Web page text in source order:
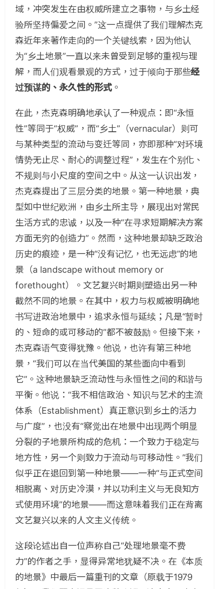
域，冲突发生在由权威所建立之事物，与乡土经
验所坚持偏爱之间。”这一点提供了我们理解杰克
森近年来著作走向的一个关键线索，因为他认
为“乡土地景”一直以来未曾受到足够的重视与理
解，而人们观看景观的方式，过于倾向于那些经
过预谋的、永久性的形式。
在此，杰克森明确地承认了一种观点：即“永恒
性”等同于“权威”，而“乡土”（vernacular）则可
与某种类型的流动与变迁等同，亦即那种“对环境
情势无止尽、耐心的调整过程”，发生在个别化、
不规则与小尺度的空间之中。从这一认识出发，
杰克森提出了三层分类的地景。第一种地景，典
型如中世纪欧洲，由乡土所主导，展现出对常民
生活方式的忠诚，以及一种“在寻求短期解决方案
方面无穷的创造力”。然而，这种地景却缺乏政治
历史的痕迹，是一种“没有记忆，也无远虑”的地
景（a landscape without memory or
forethought）。文艺复兴时期则塑造出另一种
截然不同的地景。在其中，权力与权威被明确地
书写进政治地景中，追求永恒与延续；凡是“暂时
的、短命的或可移动的”都不被鼓励。但接下来，
杰克森语气变得犹豫。他说，也许有第三种地
景，“我们可以在当代美国的某些面向中看到
它”。这种地景缺乏流动性与永恒性之间的和谐与
平衡。他说：“我不相信政治、知识与艺术的主流
体系（Establishment）真正意识到乡土的活力
与广度”，也没有“察觉出在地景中出现两个明显
分裂的子地景所构成的危机：一个致力于稳定与
地方性，另一个则致力于流动与可移动性。”我们
似乎正在退回到第一种地景——一种“与正式空间
相脱离、对历史冷漠，并以功利主义与无良知方
式使用环境”的地景——而这意味着我们正在背离
文艺复兴以来的人文主义传统。
这段论述出自一位声称自己“处理地景毫不费
力”的作者之手，显得异常地犹疑不决。在《本质
的地景》中最后一篇重刊的文章（原载于1979